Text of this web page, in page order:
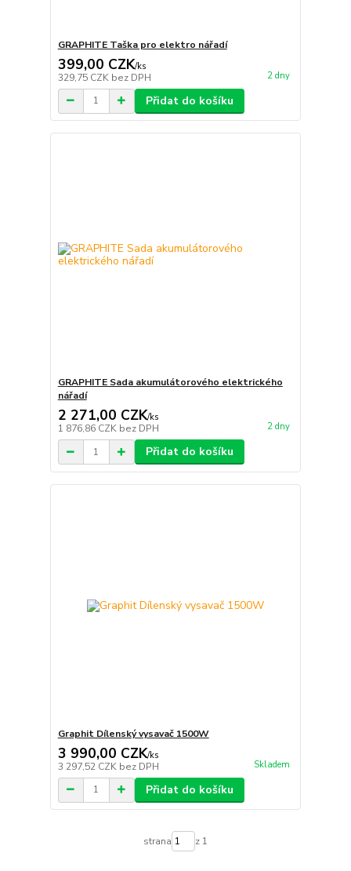
GRAPHITE Taška pro elektro nářadí
399,00 CZK/ks
329,75 CZK bez DPH 2 dny
Přidat do košíku
GRAPHITE Sada akumulátorového elektrického
nářadí
2 271,00 CZK/ks
1 876,86 CZK bez DPH 2 dny
Přidat do košíku
Graphit Dílenský vysavač 1500W
3 990,00 CZK/ks
3 297,52 CZK bez DPH Skladem
Přidat do košíku
strana z 1